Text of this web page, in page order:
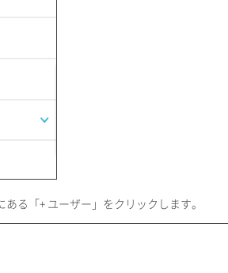
る「+ ユーザー」をクリックします。